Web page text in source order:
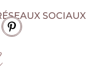
SOCIAUX